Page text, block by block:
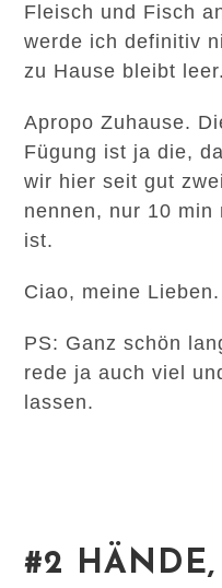
Fleisch und Fisch
werde ich definitiv
zu Hause bleibt leer.
Apropo Zuhause.
Fügung ist ja die,
wir hier seit gut
nennen, nur 10
ist.
Ciao, meine Lieben.
PS: Ganz schön
rede ja auch viel
lassen.
#2 HÄNDE,